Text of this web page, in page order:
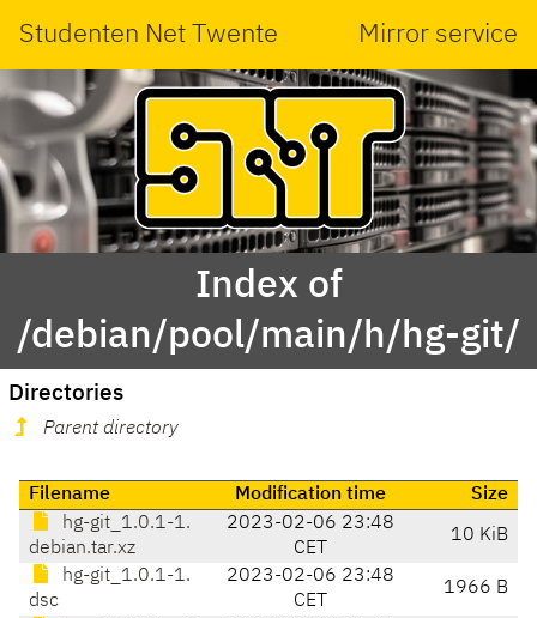
Studenten Net Twente Mirror service
Index of
/debian/pool/main/h/hg-git/
Directories
Parent directory
Filename Modification time
Size
hg-git_1.0.1-1.
debian.tar.xz
2023-02-06 23:48
CET
10 KiB
hg-git_1.0.1-1.
dsc
2023-02-06 23:48
CET
1966 B